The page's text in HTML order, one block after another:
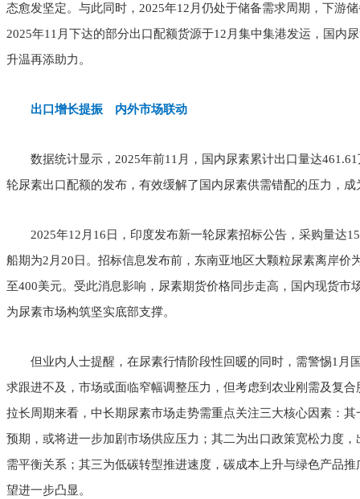
态愈发坚定。与此同时，2025年12月仍处于储备需求周期，下游
2025年11月下达的部分出口配额货源于12月集中集港发运，国内
升温再添助力。
出口增长提振 内外市场联动
数据统计显示，2025年前11月，国内尿素累计出口量达461.61
轮尿素出口配额的发布，有效缓解了国内尿素供需错配的压力，
2025年12月16日，印度发布新一轮尿素招标公告，采购量达
船期为2月20日。招标信息发布前，东南亚地区大颗粒尿素离岸价
至400美元。受此消息影响，尿素期货价格同步走高，国内现货市
为尿素市场构筑坚实底部支撑。
但业内人士提醒，在尿素行情阶段性回暖的同时，需警惕1月
求跟进不及，市场或面临窄幅调整压力，但考虑到农业刚需及复
拉长周期来看，中长期尿素市场走势需重点关注三大核心因素：
预期，或将进一步加剧市场供应压力；其二为出口政策宽松力度
需平衡关系；其三为低碳转型推进速度，碳成本上升与绿色产品
望进一步凸显。